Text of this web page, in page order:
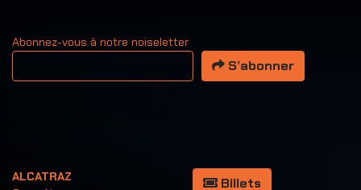
Abonnez-vous à notre noiseletter
Votre adresse email
S’abonner
ALCATRAZ
Billets